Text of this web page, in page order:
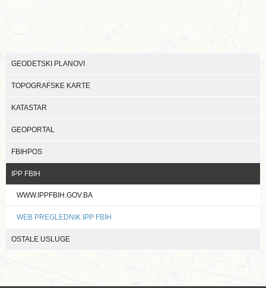
GEODETSKI PLANOVI
TOPOGRAFSKE KARTE
KATASTAR
GEOPORTAL
FBIHPOS
IPP FBIH
WWW.IPPFBIH.GOV.BA
WEB PREGLEDNIK IPP FBIH
OSTALE USLUGE